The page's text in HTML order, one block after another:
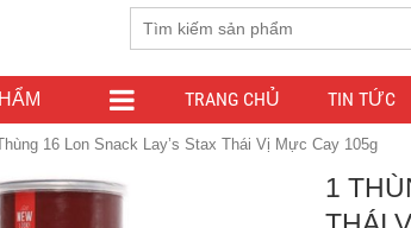
TRANG CHỦ TIN TỨC
16 Lon Snack Lay’s Stax Thái Vị Mực Cay 105g
1